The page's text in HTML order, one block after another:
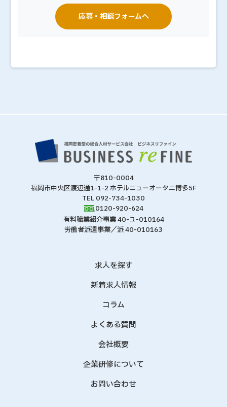
応募・相談フォームへ
〒810-0004
福岡市中央区渡辺通1-1-2 ホテルニューオータニ博多5F
TEL 092-734-1030
0120-920-624
有料職業紹介事業 40-ユ-010164
労働者派遣事業／派 40-010163
求人を探す
新着求人情報
コラム
よくある質問
会社概要
企業研修について
お問い合わせ